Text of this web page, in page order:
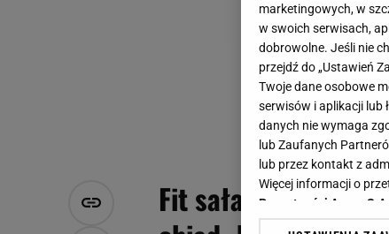
Fit sałatka z
marketingowych, w
w swoich serwisach,
dobrowolne. Jeśli nie
przejdź do „Ustawień
Twoje dane osobowe
serwisów i aplikacji lub
danych nie wymaga
lub Zaufanych
lub przez kontakt z
Więcej informacji o
Prywatności Agora S.A.